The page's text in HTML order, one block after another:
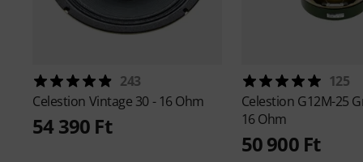
243
Celestion Vintage 30 - 16 Ohm
54 390 Ft
125
Celestion G12M-25
16 Ohm
50 900 Ft